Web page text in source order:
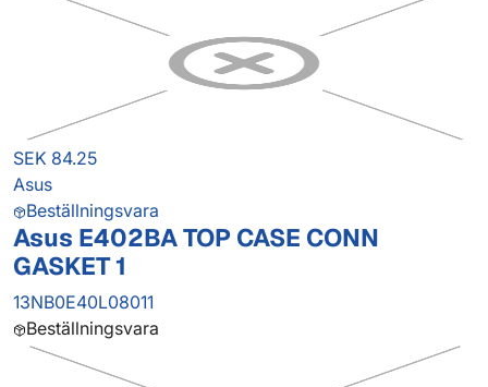
SEK 84.25
Asus
Beställningsvara
Asus E402BA TOP CASE CONN
GASKET 1
13NB0E40L08011
Beställningsvara